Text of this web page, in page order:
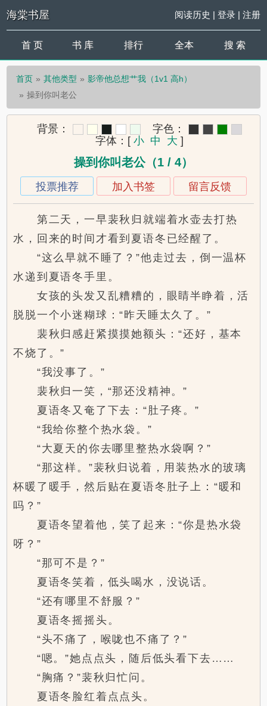
海棠书屋 阅读历史 | 登录| 注册
首 页 书 库 排行 全本 搜 索
首页 其他类型
影帝他总想艹我（1v1 高h）
操到你叫老公
背景：
字色：
字体： [ 小 中 大 ]
操到你叫老公（1 / 4）
投票推荐 加入书签 留言反馈
第二天，一早裴秋归就端着水壶去打热
水，回来的时间才看到夏语冬已经醒了。
“这么早就不睡了？”他走过去，倒一温杯
水递到夏语冬手里。
女孩的头发又乱糟糟的，眼睛半睁着，活
脱脱一个小迷糊球：“昨天睡太久了。”
裴秋归感赶紧摸摸她额头：“还好，基本
不烧了。”
“我没事了。”
裴秋归一笑，“那还没精神。”
夏语冬又奄了下去：“肚子疼。”
“我给你整个热水袋。”
“大夏天的你去哪里整热水袋啊？”
“那这样。”裴秋归说着，用装热水的玻璃
杯暖了暖手，然后贴在夏语冬肚子上：“暖和
吗？”
夏语冬望着他，笑了起来：“你是热水袋
呀？”
“那可不是？”
夏语冬笑着，低头喝水，没说话。
“还有哪里不舒服？”
夏语冬摇摇头。
“头不痛了，喉咙也不痛了？”
“嗯。”她点点头，随后低头看下去……
“胸痛？”裴秋归忙问。
夏语冬脸红着点点头。